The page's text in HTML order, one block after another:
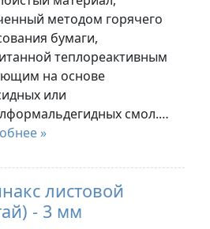
методом горячего
бумаги,
теплореактивным
на основе
или
смол.…
»
листовой
- 3 мм